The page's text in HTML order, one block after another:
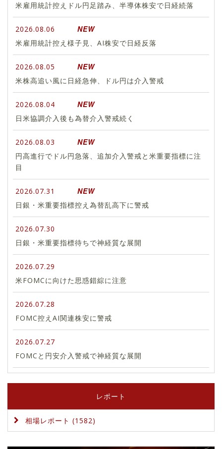
米雇用統計控えドル円足踏み、半導体株安で日経続落
2026.08.06 NEW
米雇用統計控え様子見、AI株安で日経反落
2026.08.05 NEW
米株高追い風に日経急伸、ドル円は介入警戒
2026.08.04 NEW
日米協調介入後も為替介入警戒続く
2026.08.03 NEW
円高進行でドル円急落、追加介入警戒と米重要指標に注
目
2026.07.31 NEW
日銀・米重要指標控え為替乱高下に警戒
2026.07.30
日銀・米重要指標待ちで神経質な展開
2026.07.29
米FOMCに向けた思惑錯綜に注意
2026.07.28
FOMC控えAI関連株安に警戒
2026.07.27
FOMCと円安介入警戒で神経質な展開
レポート
相場レポート (1582)